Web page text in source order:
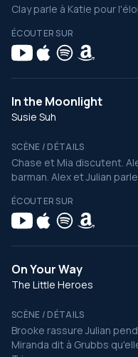
Clay parle à Katie pour
ÉCOUTER SUR
In the Moonlight
Susie Suh
SCÈNE / DÉTAILS
Chase et Mia discutent.
barman. Alex et Julian
ÉCOUTER SUR
On Your Way
The Little Heroes
SCÈNE / DÉTAILS
Brooke rassure Julian
Miranda dit à Grubbs